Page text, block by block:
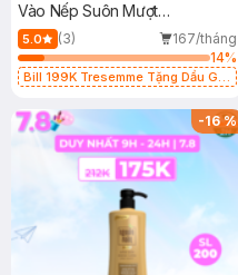
Vào Nếp Suôn Mượt
640g+620g
5.0 (3)
167/tháng
14%
Bill 199K Tresemme Tặng Dầu Gội
-16%